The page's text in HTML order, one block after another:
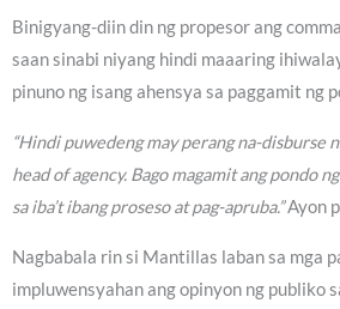
Binigyang-diin din ng propesor ang
saan sinabi niyang hindi maaaring
pinuno ng isang ahensya sa paggamit ng
“Hindi puwedeng may perang na-disburse
head of agency. Bago magamit ang pondo
sa iba’t ibang proseso at pag-apruba.”Ayon
Nagbabala rin si Mantillas laban sa mga
impluwensyahan ang opinyon ng publiko